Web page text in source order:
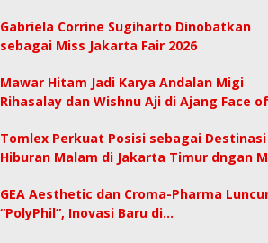
Gabriela Corrine Sugiharto Dinobatkan
sebagai Miss Jakarta Fair 2026
Mawar Hitam Jadi Karya Andalan Migi
Rihasalay dan Wishnu Aji di Ajang Face
Tomlex Perkuat Posisi sebagai Destinasi
Hiburan Malam di Jakarta Timur dngan
GEA Aesthetic dan Croma-Pharma
“PolyPhil”, Inovasi Baru di…